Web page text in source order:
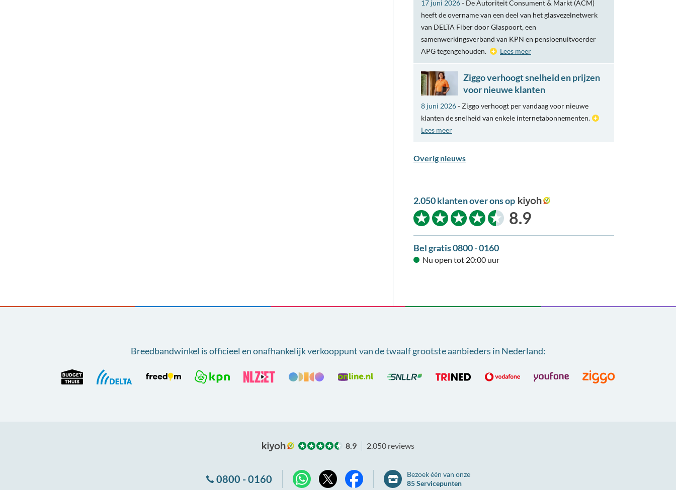
17 juni 2026- De Autoriteit Consument & Markt (ACM)
heeft de overname van een deel van het glasvezelnetwerk
van DELTA Fiber door Glaspoort, een
samenwerkingsverband van KPN en pensioenuitvoerder
APG tegengehouden.
Lees meer
Ziggo verhoogt snelheid en prijzen
voor nieuwe klanten
8 juni 2026- Ziggo verhoogt per vandaag voor nieuwe
klanten de snelheid van enkele internetabonnementen.
Lees meer
Overig nieuws
2.050 klanten over ons op
kiyoh
8.9
Bel gratis 0800 - 0160
Nu open tot 20:00 uur
Breedbandwinkel is officieel en onafhankelijk verkooppunt vande twaalf grootste aanbieders in Nederland:
8.9 2.050 reviews
0800 - 0160
Bezoek één van onze
85 Servicepunten